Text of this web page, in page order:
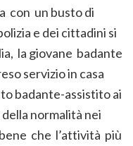
con un busto di
e dei cittadini si
la giovane badante
servizio in casa
badante-assistito ai
normalità nei
che l’attività più